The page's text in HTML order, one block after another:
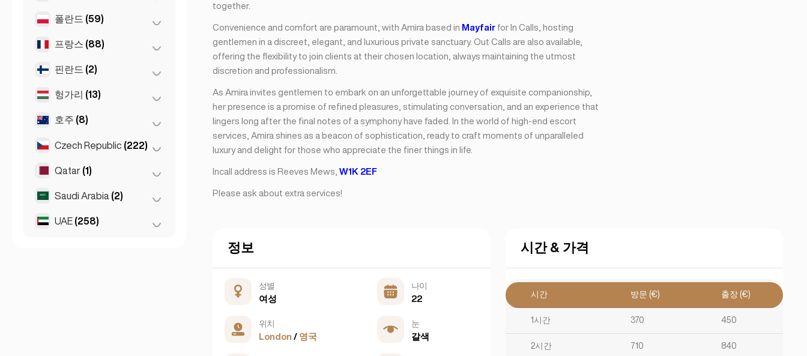
라르나카
리마솔
앙카라 (14)
이스탄불
이즈미르
폴란드 (59)
바르샤바 (55)
브로츠와프
크라쿠프
프랑스 (88)
니스 (5)
리옹
마르세유
핀란드 (2)
헬싱키 (2)
헝가리 (13)
데브레첸 (3)
부다페스트 (8)
세게드
호주 (8)
멜버른 (1)
브리즈번
시드니
Czech Republic (222)
브르노 (2)
프라하
Qatar (1)
Doha (1)
Saudi Arabia (2)
Riyadh (2)
UAE (258)
together.
Convenience and comfort are paramount, with Amira based in Mayfair for In Calls, hosting
gentlemen in a discreet, elegant, and luxurious private sanctuary. Out Calls are also available,
offering the flexibility to join clients at their chosen location, always maintaining the utmost
discretion and professionalism.
As Amira invites gentlemen to embark on an unforgettable journey of exquisite companionship,
her presence is a promise of refined pleasures, stimulating conversation, and an experience that
lingers long after the final notes of a symphony have faded. In the world of high-end escort
services, Amira shines as a beacon of sophistication, ready to craft moments of unparalleled
luxury and delight for those who appreciate the finer things in life.
Incall address is Reeves Mews, W1K 2EF
Please ask about extra services!
정보
성별
여성
나이
22
위치
London / 영국
눈
갈색
시간 & 가격
시간 방문 (€) 출장 (€)
1시간 370 450
2시간 710 840